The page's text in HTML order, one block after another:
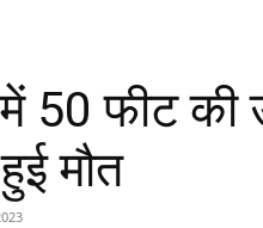
में 50 फीट
मौत